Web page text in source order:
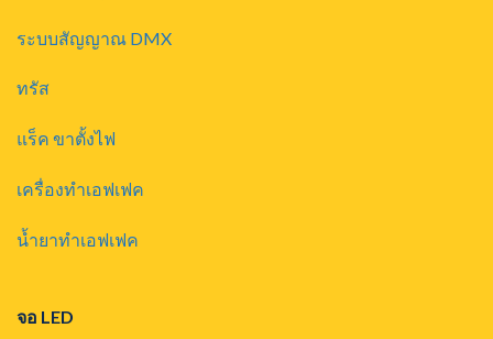
ระบบสัญญาณ DMX
ทรัส
แร็ค ขาตั้งไฟ
เครื่องทำเอฟเฟค
น้ำยาทำเอฟเฟค
จอ LED